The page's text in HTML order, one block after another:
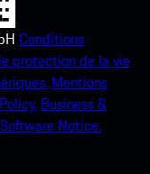
Conditions
protection de la vie
Mentions
Business &
Notice.